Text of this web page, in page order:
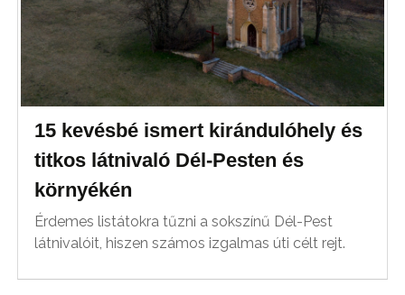
15 kevésbé ismert kirándulóhely és
titkos látnivaló Dél-Pesten és
környékén
Érdemes listátokra tűzni a sokszínű Dél-Pest
látnivalóit, hiszen számos izgalmas úti célt rejt.